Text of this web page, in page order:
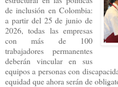
de inclusión en Colombia:
a partir del 25 de junio de
2026, todas las empresas
con más de 100
trabajadores permanentes
deberán vincular en sus
equipos a personas con
equidad que ahora serán de